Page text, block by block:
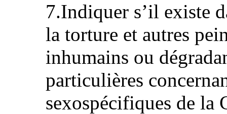
7.Indiquer s’il existe
la torture et autres
inhumains ou
particulières
sexospécifiques de la